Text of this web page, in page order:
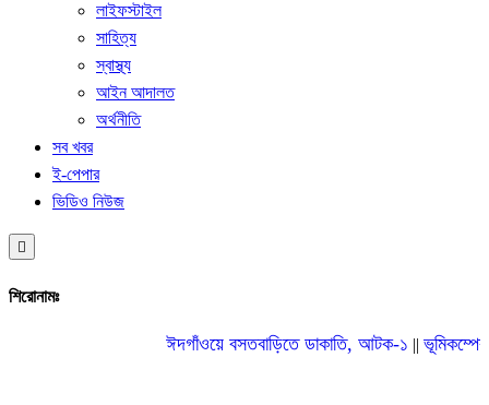
লাইফস্টাইল
সাহিত্য
স্বাস্থ্য
আইন আদালত
অর্থনীতি
সব খবর
ই-পেপার
ভিডিও নিউজ
Hamburger
Toggle
শিরোনামঃ
ঈদগাঁওয়ে বসতবাড়িতে ডাকাতি, আটক-১||ভূমিকম্পের